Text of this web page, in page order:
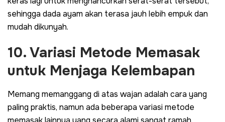
sehingga dada ayam akan terasa jauh lebih empuk dan
mudah dikunyah.
10. Variasi Metode Memasak
untuk Menjaga Kelembapan
Memang memanggang di atas wajan adalah cara yang
paling praktis, namun ada beberapa variasi metode